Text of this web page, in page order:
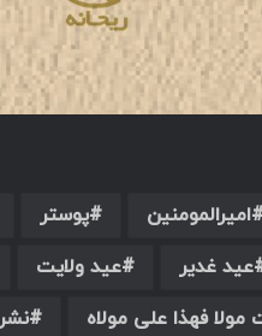
امیرالمومنین پوستر
عید غدیر عید ولایت
فهذا علی مولاه